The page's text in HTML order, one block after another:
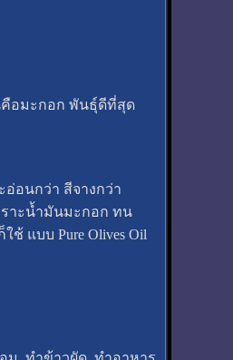
คือมะกอก พันธุ์ดีที่สุด
อ่อนกว่า สีจางกว่า
ราะน้ำมันมะกอก ทน
แบบ Pure Olives Oil